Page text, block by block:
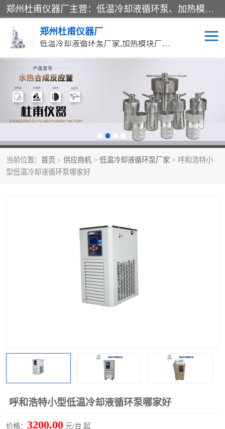
郑州杜甫仪器厂主营：低温冷却液循环泵、加热模块、水热合成反应釜、水油浴锅、旋转蒸发器、循环水真空泵等产品。郑州杜甫仪器厂在众多的教学仪器行业中依靠科技力量扬长避短、迅速发展，成为国家教委*生产教学仪器的厂家，产品具有国内良好水平，主导产品通过ISO9002质量认证。
郑州杜甫仪器厂
低温冷却液循环泵厂家,加热模块厂家,水热合成反应釜厂家,水油浴锅厂家,旋转蒸发器厂家
当前位置： 首页 > 供应商机 > 低温冷却液循环泵厂家 > 呼和浩特小
型低温冷却液循环泵哪家好
呼和浩特小型低温冷却液循环泵哪家好
价格： 3200.00 元/台 起
循环水真空泵厂家 水热合成反应釜厂家
低温冷却液循环泵厂家 加热模块厂家
气流烘干器
旋转蒸发器厂家 双层玻璃反应釜10L
多功能油浴锅
低温恒温反应浴槽
电动搅拌器